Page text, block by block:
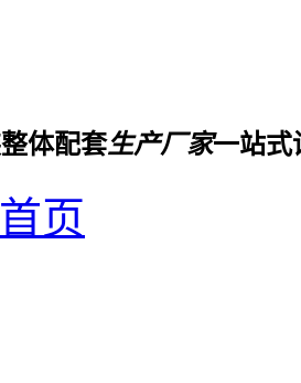
体配套生产厂家一站式
首页